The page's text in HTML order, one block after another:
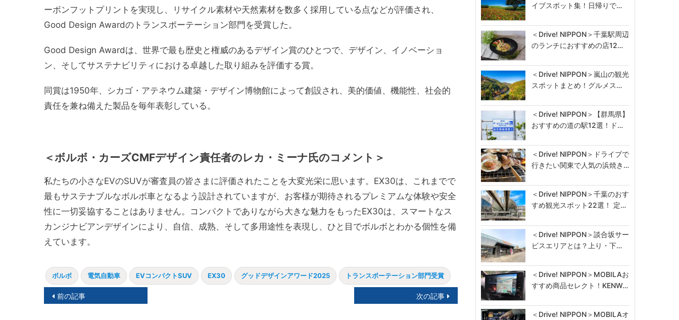
ーボンフットプリントを実現し、リサイクル素材や天然素材を数多く採用している点などが評価され、
Good Design Awardのトランスポーテーション部門を受賞した。
Good Design Awardは、世界で最も歴史と権威のあるデザイン賞のひとつで、デザイン、イノベーショ
ン、そしてサステナビリティにおける卓越した取り組みを評価する賞。
同賞は1950年、シカゴ・アテネウム建築・デザイン博物館によって創設され、美的価値、機能性、社会的
責任を兼ね備えた製品を毎年表彰している。
＜ボルボ・カーズCMFデザイン責任者のレカ・ミーナ氏のコメント＞
私たちの小さなEVのSUVが審査員の皆さまに評価されたことを大変光栄に思います。EX30は、これまでで
最もサステナブルなボルボ車となるよう設計されていますが、お客様が期待されるプレミアムな体験や安全
性に一切妥協することはありません。コンパクトでありながら大きな魅力をもったEX30は、スマートなス
カンジナビアンデザインにより、自信、成熟、そして多用途性を表現し、ひと目でボルボとわかる個性を備
えています。
ボルボ 電気自動車 EVコンパクトSUV EX30 グッドデザインアワード2025 トランスポーテーション部門受賞
投前の記事 次の記事
イブスポット集！日帰りで…
＜Drive! NIPPON＞千葉駅周辺
のランチにおすすめの店12…
＜Drive! NIPPON＞嵐山の観光
スポットまとめ！グルメス…
＜Drive! NIPPON＞【群馬県】
おすすめの道の駅12選！ド…
＜Drive! NIPPON＞ドライブで
行きたい関東で人気の浜焼き…
＜Drive! NIPPON＞千葉のおす
すめ観光スポット22選！ 定…
＜Drive! NIPPON＞談合坂サー
ビスエリアとは？上り・下…
＜Drive! NIPPON＞MOBILAお
すすめ商品セレクト！KENW…
＜Drive! NIPPON＞MOBILAオ